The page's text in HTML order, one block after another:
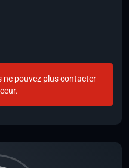
ne pouvez plus contacter